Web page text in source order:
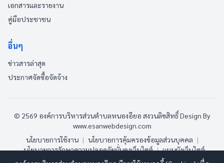
เอกสารและรายงาน
คู่มือประชาชน
อื่นๆ
ข่าวสารล่าสุด
ประกาศจัดซื้อจัดจ้าง
© 2569 องค์การบริหารส่วนตำบลหนองอียอ สงวนลิขสิทธิ์Design By
www.esanwebdesign.com
นโยบายการใช้งาน | นโยบายการคุ้มครองข้อมูลส่วนบุคคล |
นโยบายการรักษาความปลอดภัยมั่นคงเว็บไซต์ | แผนผังเว็บไซต์